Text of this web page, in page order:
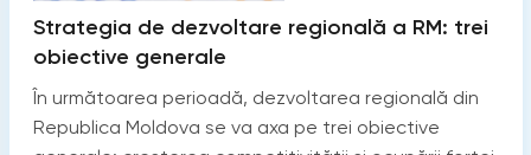
Strategia de dezvoltare regională a RM: trei
obiective generale
În următoarea perioadă, dezvoltarea regională din
Republica Moldova se va axa pe trei obiective